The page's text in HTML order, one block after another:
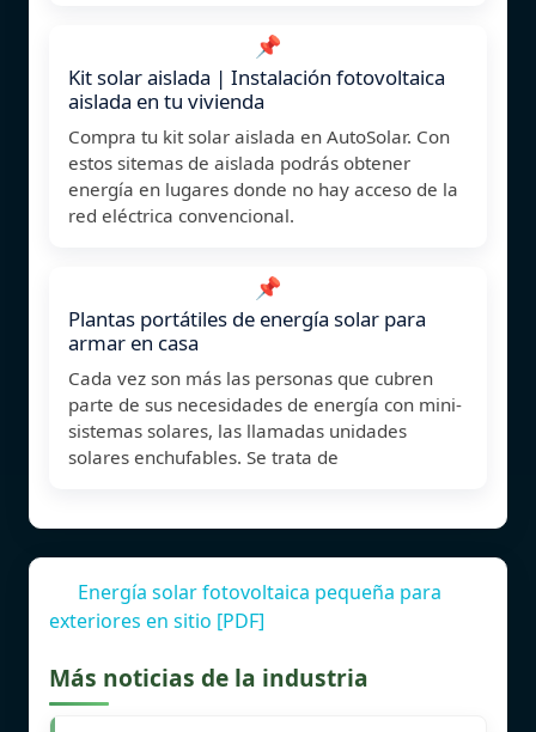
📌
Kit solar aislada | Instalación fotovoltaica
aislada en tu vivienda
Compra tu kit solar aislada en AutoSolar. Con
estos sitemas de aislada podrás obtener
energía en lugares donde no hay acceso de la
red eléctrica convencional.
📌
Plantas portátiles de energía solar para
armar en casa
Cada vez son más las personas que cubren
parte de sus necesidades de energía con mini-
sistemas solares, las llamadas unidades
solares enchufables. Se trata de
Energía solar fotovoltaica pequeña para
exteriores en sitio [PDF]
Más noticias de la industria